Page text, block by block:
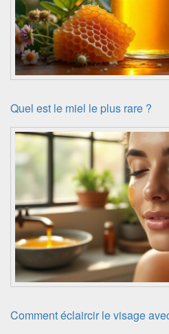
Quel est le miel le plus rare ?
Comment éclaircir le visage